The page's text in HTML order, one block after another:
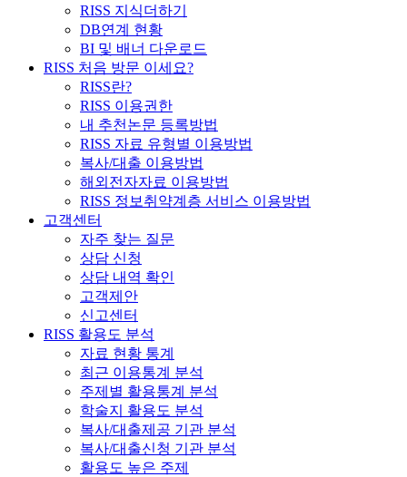
RISS 지식더하기
DB연계 현황
BI 및 배너 다운로드
RISS 처음 방문 이세요?
RISS란?
RISS 이용권한
내 추천논문 등록방법
RISS 자료 유형별 이용방법
복사/대출 이용방법
해외전자자료 이용방법
RISS 정보취약계층 서비스 이용방법
고객센터
자주 찾는 질문
상담 신청
상담 내역 확인
고객제안
신고센터
RISS 활용도 분석
자료 현황 통계
최근 이용통계 분석
주제별 활용통계 분석
학술지 활용도 분석
복사/대출제공 기관 분석
복사/대출신청 기관 분석
활용도 높은 주제